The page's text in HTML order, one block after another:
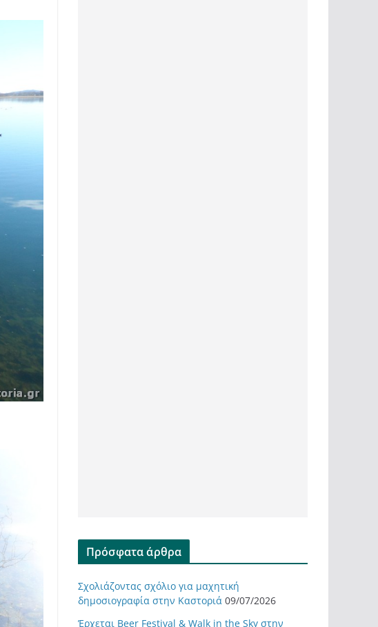
Πρόσφατα άρθρα
Σχολιάζοντας σχόλιο για μαχητική
δημοσιογραφία στην Καστοριά 09/07/2026
Έρχεται Beer Festival & Walk in the Sky στην